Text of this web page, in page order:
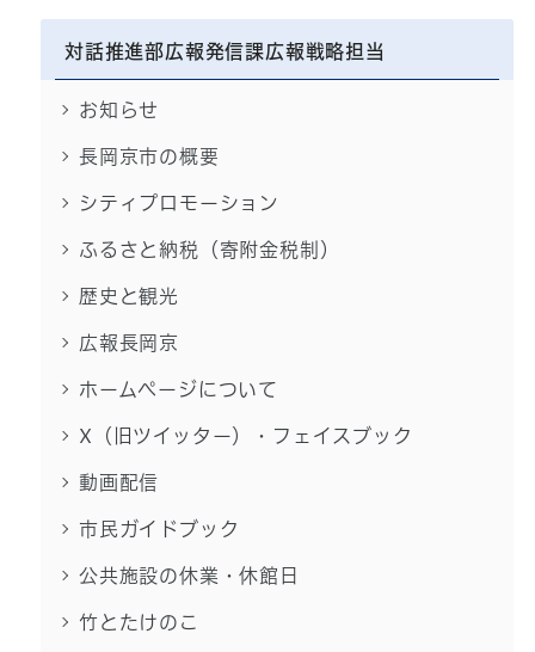
対話推進部広報発信課広報戦略担当
お知らせ
長岡京市の概要
シティプロモーション
ふるさと納税（寄附金税制）
歴史と観光
広報長岡京
ホームページについて
X（旧ツイッター）・フェイスブック
動画配信
市民ガイドブック
公共施設の休業・休館日
竹とたけのこ